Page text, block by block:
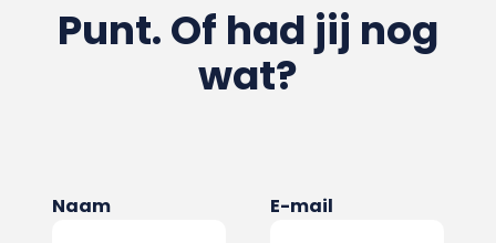
Punt. Of had jij nog
wat?
Naam E-mail